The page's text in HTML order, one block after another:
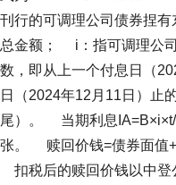
刊行的可调理公司债券捏
总金额； i：指可调理公
数，即从上一个付息日（
日（2024年12月11日）止
尾）。 当期利息IA=B×i×t/
张。 赎回价钱=债券面值+
扣税后的赎回价钱以中登